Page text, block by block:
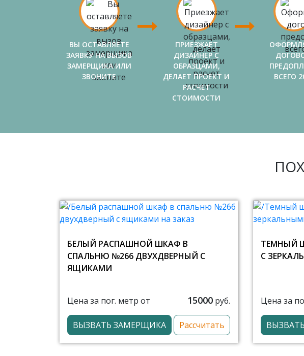
ВЫ ОСТАВЛЯЕТЕ
ЗАЯВКУ НА ВЫЗОВ
ЗАМЕРЩИКА ИЛИ
ЗВОНИТЕ
ПРИЕЗЖАЕТ
ДИЗАЙНЕР С
ОБРАЗЦАМИ,
ДЕЛАЕТ ПРОЕКТ И
РАСЧЕТ
СТОИМОСТИ
ВСЕГО
БЕЛЫЙ РАСПАШНОЙ ШКАФ В
СПАЛЬНЮ №266 ДВУХДВЕРНЫЙ С
ЯЩИКАМИ
Цена за пог. метр от 15000 руб.
ВЫЗВАТЬ ЗАМЕРЩИКА Рассчитать
ТЕМНЫЙ
С
Цена за